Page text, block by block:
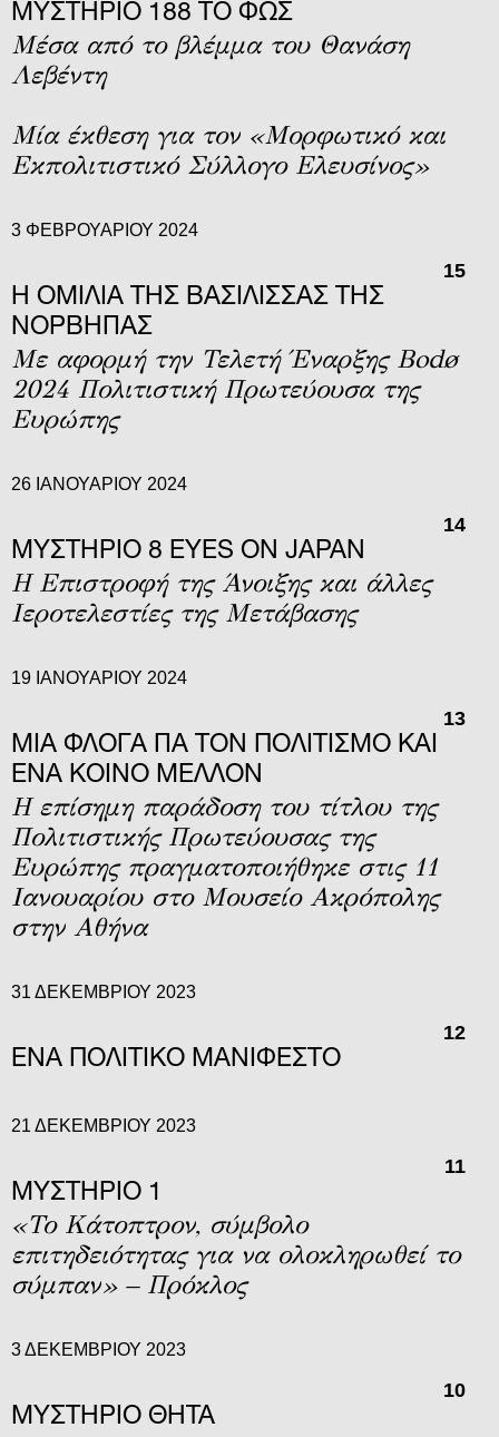
ΜΥΣΤΗΡΙΟ 188 ΤΟ ΦΩΣ
Μέσα από το βλέμμα του Θανάση
Λεβέντη
Μία έκθεση για τον «Μορφωτικό και
Εκπολιτιστικό Σύλλογο Ελευσίνος»
3 ΦΕΒΡΟΥΑΡΊΟΥ 2024
15
Η ΟΜΙΛΊΑ ΤΗΣ ΒΑΣΊΛΙΣΣΑΣ ΤΗΣ
ΝΟΡΒΗΓΊΑΣ
Με αφορμή την Τελετή Έναρξης Bodø
2024 Πολιτιστική Πρωτεύουσα της
Ευρώπης
26 ΙΑΝΟΥΑΡΊΟΥ 2024
14
MΥΣΤΗΡΙΟ 8 EYES ON JAPAN
Η Επιστροφή της Άνοιξης και άλλες
Ιεροτελεστίες της Μετάβασης
19 ΙΑΝΟΥΑΡΊΟΥ 2024
13
ΜΙΑ ΦΛΌΓΑ ΓΙΑ ΤΟΝ ΠΟΛΙΤΙΣΜΌ ΚΑΙ
ΈΝΑ ΚΟΙΝΌ ΜΈΛΛΟΝ
Η επίσημη παράδοση του τίτλου της
Πολιτιστικής Πρωτεύουσας της
Ευρώπης πραγματοποιήθηκε στις 11
Ιανουαρίου στο Μουσείο Ακρόπολης
στην Αθήνα
31 ΔΕΚΕΜΒΡΊΟΥ 2023
12
ΕΝΑ ΠΟΛΙΤΙΚΟ ΜΑΝΙΦΕΣΤΟ
21 ΔΕΚΕΜΒΡΊΟΥ 2023
11
ΜΥΣΤΉΡΙΟ 1
«Το Κάτοπτρον, σύμβολο
επιτηδειότητας για να ολοκληρωθεί το
σύμπαν» – Πρόκλος
3 ΔΕΚΕΜΒΡΊΟΥ 2023
10
ΜΥΣΤΉΡΙΟ ΘΉΤΑ